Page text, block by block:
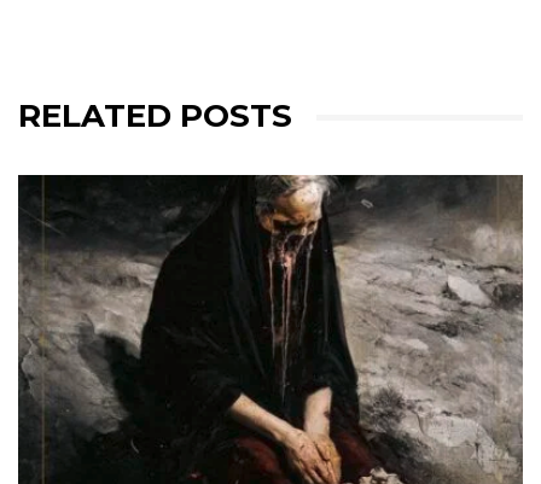
RELATED POSTS